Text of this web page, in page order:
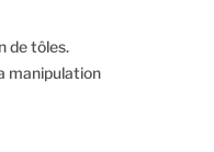
de tôles.
manipulation